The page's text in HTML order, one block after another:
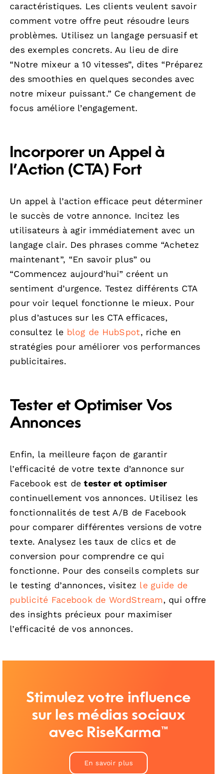
caractéristiques. Les clients veulent savoir
comment votre offre peut résoudre leurs
problèmes. Utilisez un langage persuasif et
des exemples concrets. Au lieu de dire
“Notre mixeur a 10 vitesses”, dites “Préparez
des smoothies en quelques secondes avec
notre mixeur puissant.” Ce changement de
focus améliore l’engagement.
Incorporer un Appel à
l’Action (CTA) Fort
Un appel à l’action efficace peut déterminer
le succès de votre annonce. Incitez les
utilisateurs à agir immédiatement avec un
langage clair. Des phrases comme “Achetez
maintenant”, “En savoir plus” ou
“Commencez aujourd’hui” créent un
sentiment d’urgence. Testez différents CTA
pour voir lequel fonctionne le mieux. Pour
plus d’astuces sur les CTA efficaces,
consultez le blog de HubSpot, riche en
stratégies pour améliorer vos performances
publicitaires.
Tester et Optimiser Vos
Annonces
Enfin, la meilleure façon de garantir
l’efficacité de votre texte d’annonce sur
Facebook est detester et optimiser
continuellement vos annonces. Utilisez les
fonctionnalités de test A/B de Facebook
pour comparer différentes versions de votre
texte. Analysez les taux de clics et de
conversion pour comprendre ce qui
fonctionne. Pour des conseils complets sur
le testing d’annonces, visitez le guide de
publicité Facebook de WordStream, qui offre
des insights précieux pour maximiser
l’efficacité de vos annonces.
Stimulez votre influence
sur les médias sociaux
avec RiseKarma™
En savoir plus